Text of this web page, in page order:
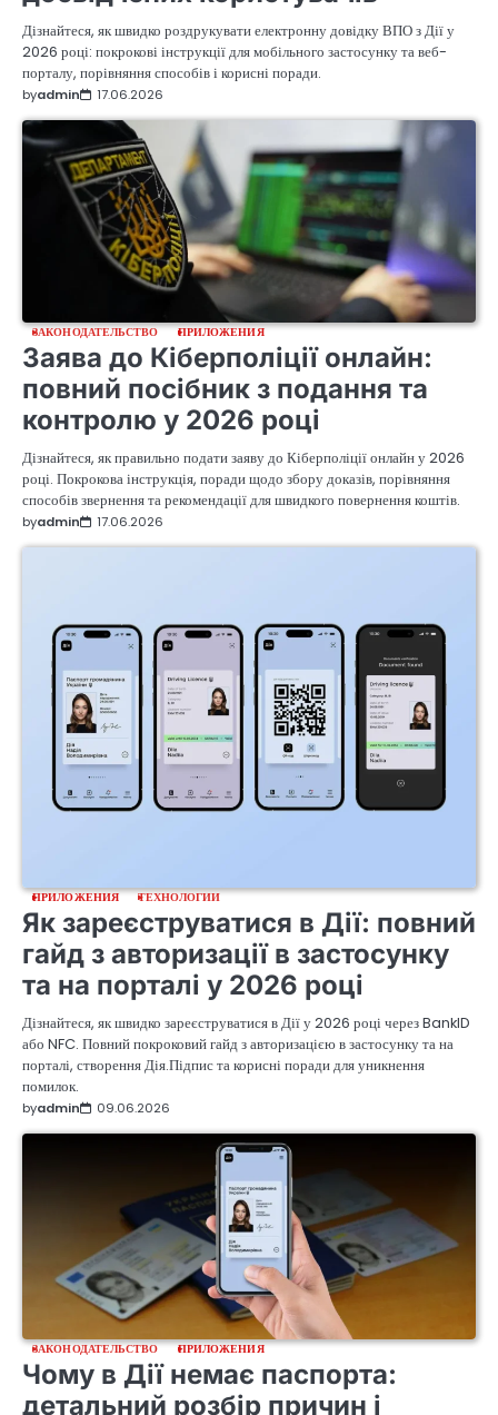
Дізнайтеся, як швидко роздрукувати електронну довідку ВПО з Дії у
2026 році: покрокові інструкції для мобільного застосунку та веб-
порталу, порівняння способів і корисні поради.
byadmin 17.06.2026
ЗАКОНОДАТЕЛЬСТВО ПРИЛОЖЕНИЯ
Заява до Кіберполіції онлайн:
повний посібник з подання та
контролю у 2026 році
Дізнайтеся, як правильно подати заяву до Кіберполіції онлайн у 2026
році. Покрокова інструкція, поради щодо збору доказів, порівняння
способів звернення та рекомендації для швидкого повернення коштів.
byadmin 17.06.2026
ПРИЛОЖЕНИЯ ТЕХНОЛОГИИ
Як зареєструватися в Дії: повний
гайд з авторизації в застосунку
та на порталі у 2026 році
Дізнайтеся, як швидко зареєструватися в Дії у 2026 році через BankID
або NFC. Повний покроковий гайд з авторизацією в застосунку та на
порталі, створення Дія.Підпис та корисні поради для уникнення
помилок.
byadmin 09.06.2026
ЗАКОНОДАТЕЛЬСТВО ПРИЛОЖЕНИЯ
Чому в Дії немає паспорта:
детальний розбір причин і